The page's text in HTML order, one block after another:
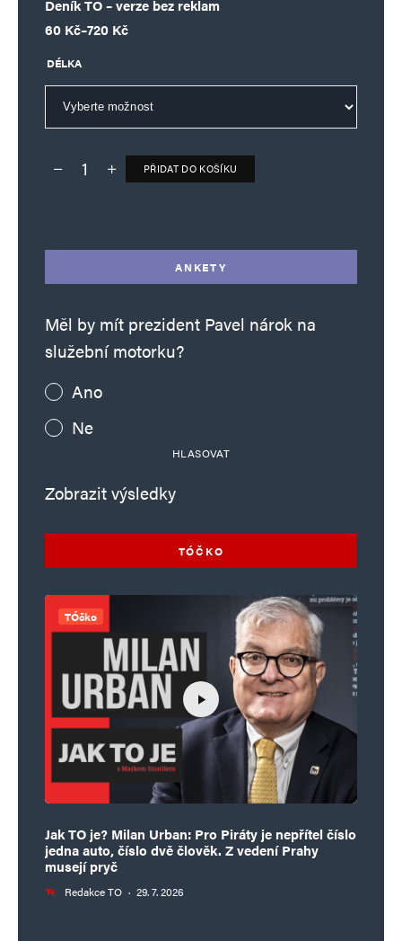
Deník TO – verze bez reklam
60 Kč–720 Kč
Rozpětí cen: 60 Kč až 720 Kč
DÉLKA
Deník TO – verze bez reklam množství
PŘIDAT DO KOŠÍKU
ANKETY
Měl by mít prezident Pavel nárok na
služební motorku?
Ano
Ne
HLASOVAT
Zobrazit výsledky
TÓČKO
TÓčko
Jak TO je? Milan Urban: Pro Piráty je nepřítel číslo
jedna auto, číslo dvě člověk. Z vedení Prahy
musejí pryč
Redakce TO · 29. 7. 2026